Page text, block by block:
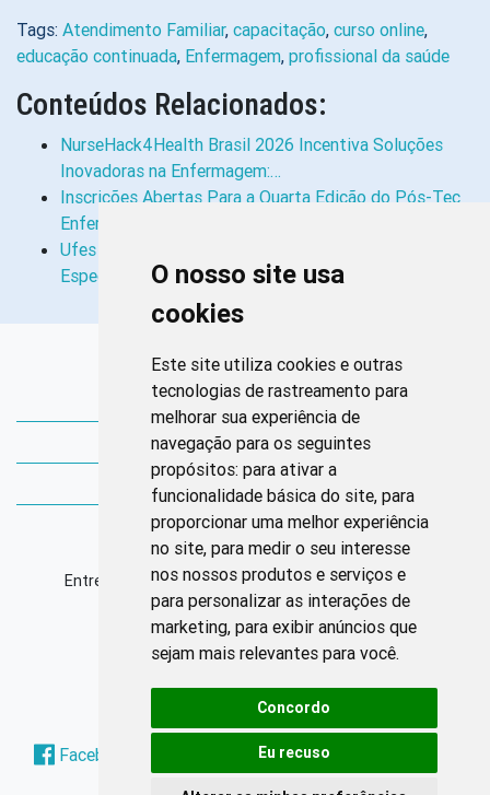
O nosso site usa
cookies
Este site utiliza cookies e outras
tecnologias de rastreamento para
melhorar sua experiência de
navegação para os seguintes
propósitos: para ativar a
funcionalidade básica do site, para
proporcionar uma melhor experiência
no site, para medir o seu interesse
nos nossos produtos e serviços e
para personalizar as interações de
marketing, para exibir anúncios que
sejam mais relevantes para você.
Concordo
Eu recuso
Tags: Atendimento Familiar, capacitação, curso online,
educação continuada, Enfermagem, profissional da saúde
Conteúdos Relacionados:
NurseHack4Health Brasil 2026 Incentiva Soluções
Inovadoras na Enfermagem:…
Inscrições Abertas Para a Quarta Edição do Pós-Tec
Enfermagem
Ufes Integra Projeto Nacional Que Oferece
Especialização Gratuita em Enfermagem…
Links Rápidos
Bibliotecas Corens
Bases da Saúde
Bases de conhecimento
Endereço
Entrequadra Sul 208/209, Asa Sul, CEP: 70390-100
Horário de Funcionamento
Segunda à sexta: 8h às 17h
Redes Sociais
Facebook Twitter